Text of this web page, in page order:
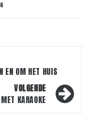
EN OM HET HUIS
VOLGENDE
KARAOKE